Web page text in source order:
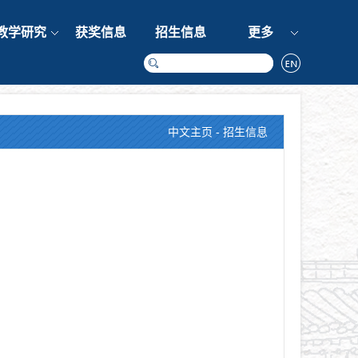
学研究 获奖信息 招生信息 更多
中文主页 - 招生信息